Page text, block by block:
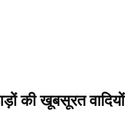
की खूबसूरत वादियों